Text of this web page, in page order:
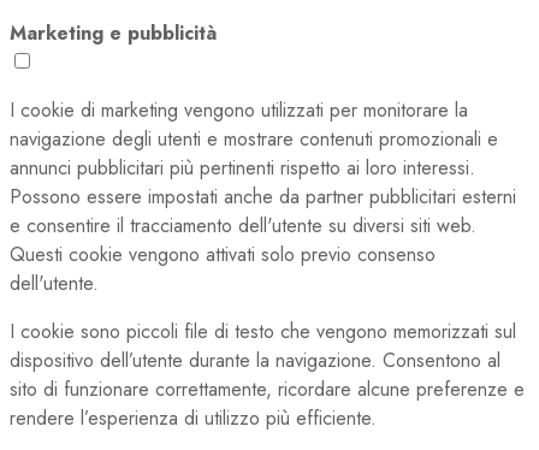
Marketing e pubblicità
I cookie di marketing vengono utilizzati per monitorare la
navigazione degli utenti e mostrare contenuti promozionali e
annunci pubblicitari più pertinenti rispetto ai loro interessi.
Possono essere impostati anche da partner pubblicitari esterni
e consentire il tracciamento dell'utente su diversi siti web.
Questi cookie vengono attivati solo previo consenso
dell'utente.
I cookie sono piccoli file di testo che vengono memorizzati sul
dispositivo dell’utente durante la navigazione. Consentono al
sito di funzionare correttamente, ricordare alcune preferenze e
rendere l’esperienza di utilizzo più efficiente.